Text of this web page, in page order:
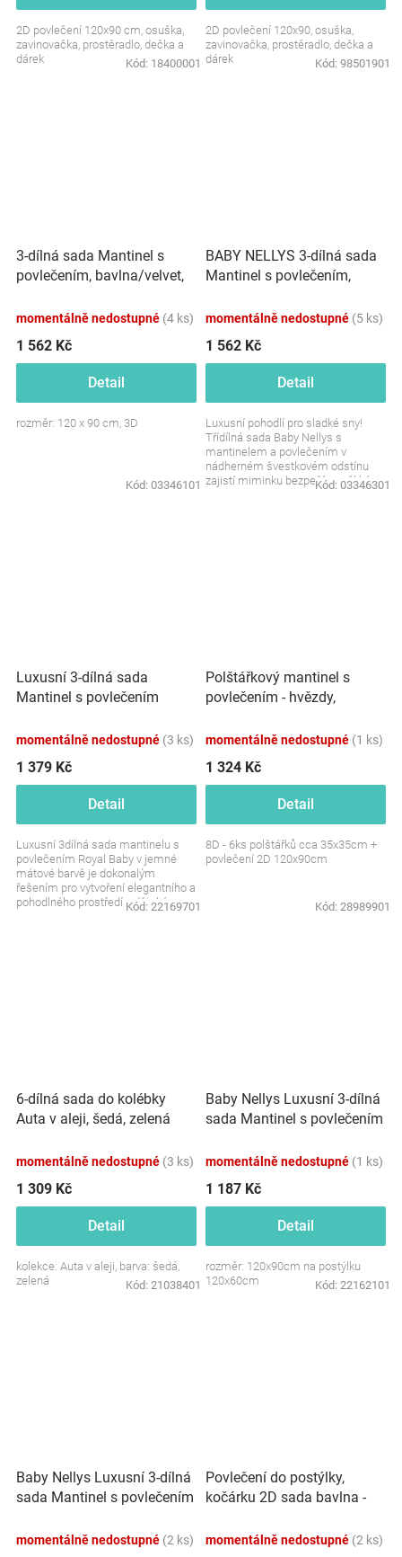
2D povlečení 120x90 cm, osuška,
zavinovačka, prostěradlo, dečka a
dárek
Kód: 18400001
2D povlečení 120x90, osuška,
zavinovačka, prostěradlo, dečka a
dárek
Kód: 98501901
3-dílná sada Mantinel s
povlečením, bavlna/velvet,
momentálně nedostupné (4 ks)
1 562 Kč
Detail
rozměr: 120 x 90 cm, 3D
Kód: 03346101
BABY NELLYS 3-dílná sada
Mantinel s povlečením,
švestkový
momentálně nedostupné (5 ks)
1 562 Kč
Detail
Luxusní pohodlí pro sladké sny!
Třídílná sada Baby Nellys s
mantinelem a povlečením v
nádherném švestkovém odstínu
zajistí miminku bezpečí a měkké
Kód: 03346301
Luxusní 3-dílná sada
Mantinel s povlečením
momentálně nedostupné (3 ks)
1 379 Kč
Detail
Luxusní 3dílná sada mantinelu s
povlečením Royal Baby v jemné
mátové barvě je dokonalým
řešením pro vytvoření elegantního a
pohodlného prostředí v dětském
Kód: 22169701
Polštářkový mantinel s
povlečením - hvězdy,
momentálně nedostupné (1 ks)
1 324 Kč
Detail
8D - 6ks polštářků cca 35x35cm +
povlečení 2D 120x90cm
Kód: 28989901
6-dílná sada do kolébky
Auta v aleji, šedá, zelená
momentálně nedostupné (3 ks)
1 309 Kč
Detail
kolekce: Auta v aleji, barva: šedá,
zelená
Kód: 21038401
Baby Nellys Luxusní 3-dílná
sada Mantinel s povlečením
momentálně nedostupné (1 ks)
1 187 Kč
Detail
rozměr: 120x90cm na postýlku
120x60cm
Kód: 22162101
Baby Nellys Luxusní 3-dílná
sada Mantinel s povlečením
momentálně nedostupné (2 ks)
Povlečení do postýlky,
kočárku 2D sada bavlna -
ecru/růžová
momentálně nedostupné (2 ks)